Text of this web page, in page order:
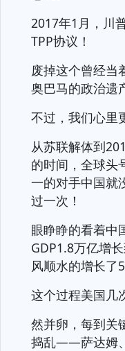
2017年1月，川
TPP协议！
废掉这个曾经当
奥巴马的政治遗
不过，我们心里
从苏联解体到
的时间，全球头
一的对手中国就
过一次！
眼睁睁的看着中
GDP1.8万亿增
风顺水的增长了
这个过程美国几
然并卵，每到关
捣乱——萨达姆